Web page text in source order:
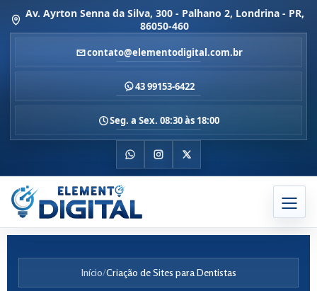
Av. Ayrton Senna da Silva, 300 - Palhano 2, Londrina - PR,
86050-460
contato@elementodigital.com.br
43 99153-6422
Seg. a Sex. 08:30 às 18:00
Início/Criação de Sites para Dentistas